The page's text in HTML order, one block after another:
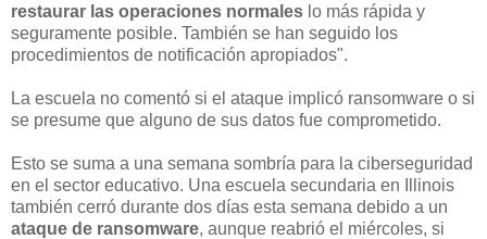
restaurar las operaciones normales lo más rápida y
seguramente posible. También se han seguido los
procedimientos de notificación apropiados".
La escuela no comentó si el ataque implicó ransomware o si
se presume que alguno de sus datos fue comprometido.
Esto se suma a una semana sombría para la ciberseguridad
en el sector educativo. Una escuela secundaria en Illinois
también cerró durante dos días esta semana debido a un
ataque de ransomware, aunque reabrió el miércoles, si